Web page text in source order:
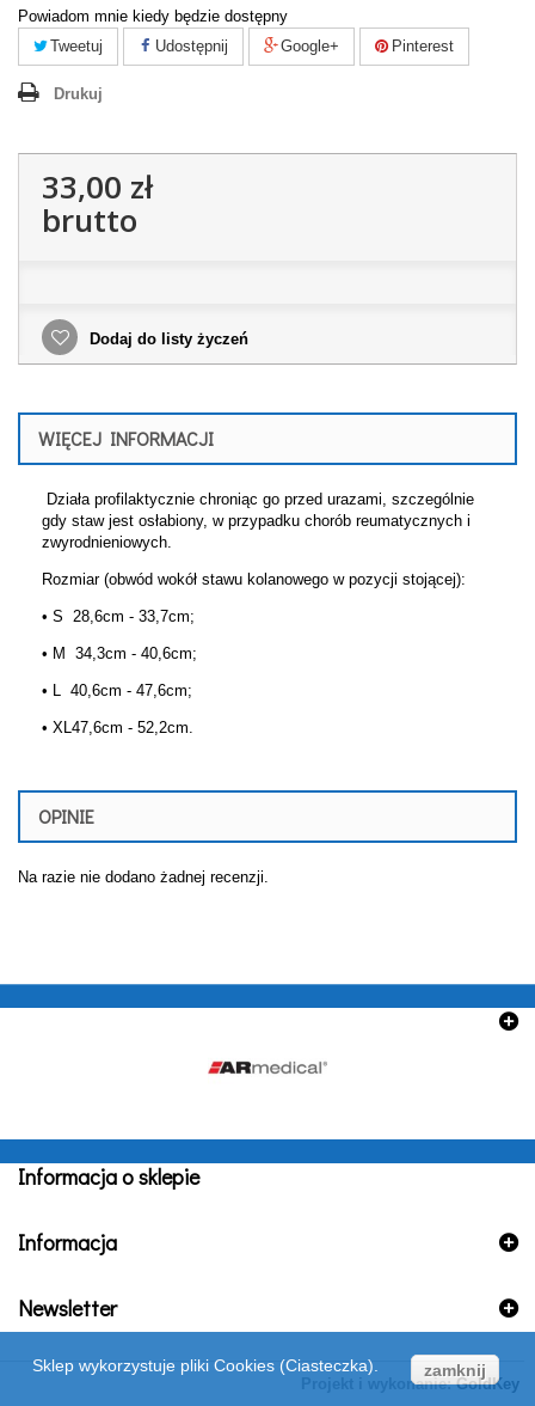
Powiadom mnie kiedy będzie dostępny
Tweetuj
Udostępnij Google+ Pinterest
Drukuj
33,00 zł
brutto
Dodaj do listy życzeń
WIĘCEJ INFORMACJI
Działa profilaktycznie chroniąc go przed urazami, szczególnie
gdy staw jest osłabiony, w przypadku chorób reumatycznych i
zwyrodnieniowych.
Rozmiar (obwód wokół stawu kolanowego w pozycji stojącej):
• S 28,6cm - 33,7cm;
• M 34,3cm - 40,6cm;
• L 40,6cm - 47,6cm;
• XL47,6cm - 52,2cm.
OPINIE
Na razie nie dodano żadnej recenzji.
Informacja o sklepie
Informacja
Newsletter
Sklep wykorzystuje pliki Cookies (Ciasteczka). zamknij
Projekt i wykonanie:GoldKey